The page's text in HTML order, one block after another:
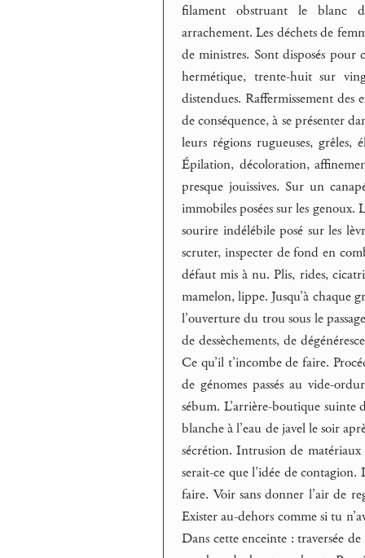
filament obstruant le blanc
arrachement. Les déchets de
de ministres. Sont disposés
hermétique, trente-huit sur
distendues. Raffermissement des
de conséquence, à se présenter
leurs régions rugueuses, grêles,
Épilation, décoloration,
presque jouissives. Sur un
immobiles posées sur les
sourire indélébile posé sur les
scruter, inspecter de fond en
défaut mis à nu. Plis, rides,
mamelon, lippe. Jusqu’à chaque
l’ouverture du trou sous le
de dessèchements, de
Ce qu’il t’incombe de faire.
de génomes passés au vide-
sébum. L’arrière-boutique
blanche à l’eau de javel le soir
sécrétion. Intrusion de
serait-ce que l’idée de
faire. Voir sans donner l’air de
Exister au-dehors comme si tu
Dans cette enceinte : traversée